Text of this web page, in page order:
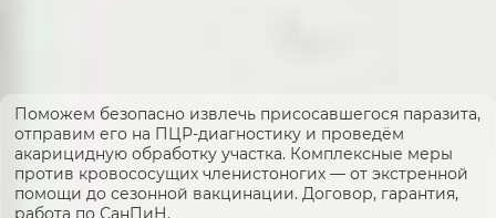
Поможем безопасно извлечь присосавшегося паразита,
отправим его на ПЦР-диагностику и проведём
акарицидную обработку участка. Комплексные меры
против кровососущих членистоногих — от экстренной
помощи до сезонной вакцинации. Договор, гарантия,
работа по СанПиН.